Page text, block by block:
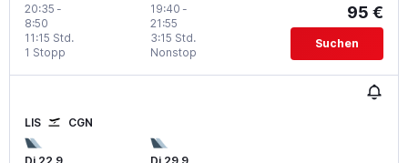
20:35 -
8:50
1 Stopp
11:15 Std.
19:40 -
21:55
Nonstop
3:15 Std.
95 €
Suchen
LIS CGN